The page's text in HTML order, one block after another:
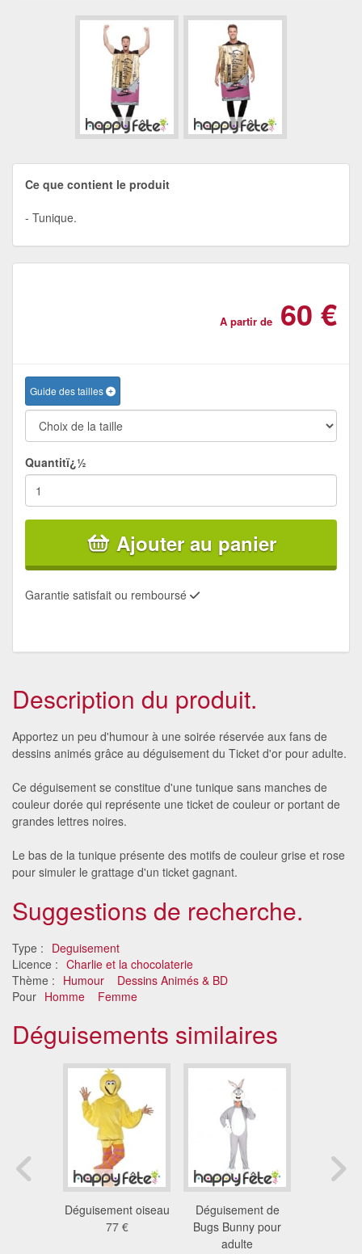
Ce que contient le produit
Tunique.
A partir de 60 €
Guide des tailles
Quantitï¿½
Ajouter au panier
Garantie satisfait ou remboursé
Description du produit.
Apportez un peu d'humour à une soirée réservée aux fans de
dessins animés grâce au déguisement du Ticket d'or pour adulte.
Ce déguisement se constitue d'une tunique sans manches de
couleur dorée qui représente une ticket de couleur or portant de
grandes lettres noires.
Le bas de la tunique présente des motifs de couleur grise et rose
pour simuler le grattage d'un ticket gagnant.
Suggestions de recherche.
Type : Deguisement
Licence : Charlie et la chocolaterie
Thème : Humour
Dessins Animés & BD
Pour Homme Femme
Déguisements similaires
Déguisement oiseau
77 €
Déguisement de
Bugs Bunny pour
adulte